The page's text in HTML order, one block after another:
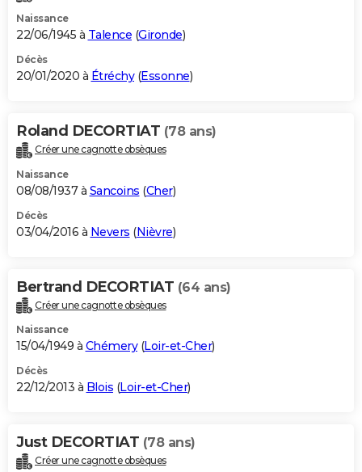
Naissance
22/06/1945 à Talence (Gironde)
Décès
20/01/2020 à Étréchy(Essonne)
Roland DECORTIAT (78 ans)
Créer une cagnotte obsèques
Naissance
08/08/1937 à Sancoins (Cher)
Décès
03/04/2016 à Nevers (Nièvre)
Bertrand DECORTIAT (64 ans)
Créer une cagnotte obsèques
Naissance
15/04/1949 à Chémery(Loir-et-Cher)
Décès
22/12/2013 à Blois (Loir-et-Cher)
Just DECORTIAT (78 ans)
Créer une cagnotte obsèques